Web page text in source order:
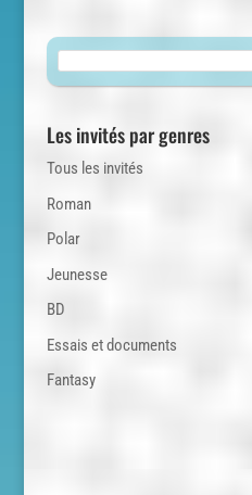
Les invités par genres
Tous les invités
Roman
Polar
Jeunesse
BD
Essais et documents
Fantasy